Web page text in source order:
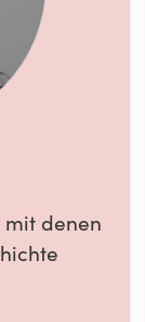
denen